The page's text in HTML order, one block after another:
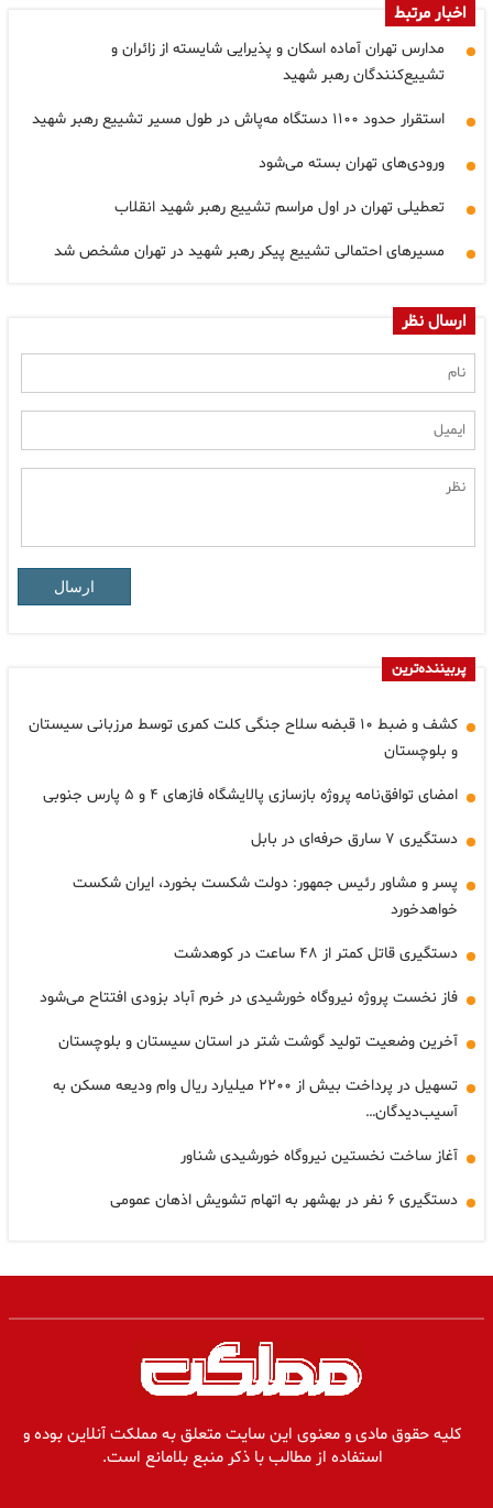
اخبار مرتبط
مدارس تهران آماده اسکان و پذیرایی شایسته از زائران و
تشییع‌کنندگان رهبر شهید
استقرار حدود ۱۱۰۰ دستگاه مه‌پاش در طول مسیر تشییع رهبر شهید
ورودی‌های تهران بسته می‌شود
تعطیلی تهران در اول مراسم تشییع رهبر شهید انقلاب
مسیرهای احتمالی تشییع پیکر رهبر شهید در تهران مشخص شد
ارسال نظر
ارسال
پربیننده‌ترین
کشف و ضبط ۱۰ قبضه سلاح جنگی کلت کمری توسط مرزبانی سیستان
و بلوچستان
امضای توافق‌نامه پروژه بازسازی پالایشگاه فازهای ۴ و ۵ پارس جنوبی
دستگیری ۷ سارق حرفه‌ای در بابل
پسر و مشاور رئیس جمهور: دولت شکست بخورد، ایران شکست
خواهدخورد
دستگیری قاتل کمتر از ۴۸ ساعت در کوهدشت
فاز نخست پروژه نیروگاه خورشیدی در خرم آباد بزودی افتتاح می‌شود
آخرین وضعیت تولید گوشت شتر در استان سیستان و بلوچستان
تسهیل در پرداخت بیش از ۲۲۰۰ میلیارد ریال وام ودیعه مسکن به
آسیب‌دیدگان…
آغاز ساخت نخستین نیروگاه خورشیدی شناور
دستگیری ۶ نفر در بهشهر به اتهام تشویش اذهان عمومی
کلیه حقوق مادی و معنوی این سایت متعلق به مملکت آنلاین بوده و
استفاده از مطالب با ذکر منبع بلامانع است.